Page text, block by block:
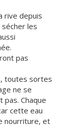
rive depuis
sécher les
pas
toutes sortes
ne se
Chaque
cette eau
nourriture, et